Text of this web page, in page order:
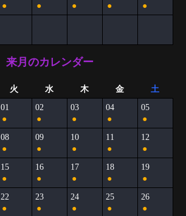
●
●
●
●
●
来月のカレンダー
火 水 木 金
土
01
●
02
●
03
●
04
●
05
●
08
●
09
●
10
●
11
●
12
●
15
●
16
●
17
●
18
●
19
●
22
●
23
●
24
●
25
●
26
●